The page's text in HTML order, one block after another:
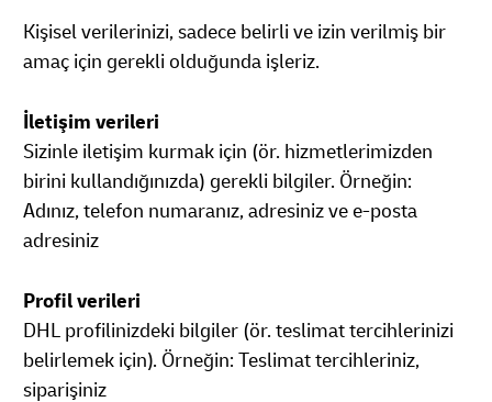
Kişisel verilerinizi, sadece belirli ve izin verilmiş bir
amaç için gerekli olduğunda işleriz.
İletişim verileri
Sizinle iletişim kurmak için (ör. hizmetlerimizden
birini kullandığınızda) gerekli bilgiler. Örneğin:
Adınız, telefon numaranız, adresiniz ve e-posta
adresiniz
Profil verileri
DHL profilinizdeki bilgiler (ör. teslimat tercihlerinizi
belirlemek için). Örneğin: Teslimat tercihleriniz,
siparişiniz